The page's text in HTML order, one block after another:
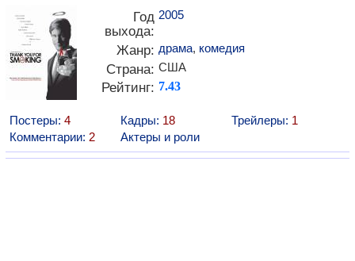
Год
выхода:
2005
Жанр: драма, комедия
Страна: США
Рейтинг: 7.43
Постеры: 4 Кадры: 18 Трейлеры: 1
Комментарии: 2 Актеры и роли